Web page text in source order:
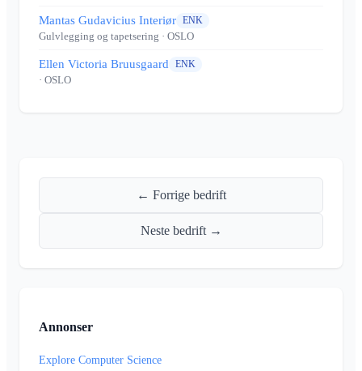
Mantas Gudavicius Interiør ENK
Gulvlegging og tapetsering · OSLO
Ellen Victoria Bruusgaard ENK
· OSLO
← Forrige bedrift
Neste bedrift →
Annonser
Explore Computer Science